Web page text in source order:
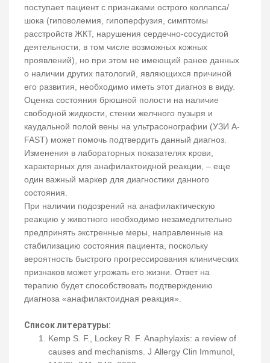
поступает пациент с признаками острого коллапса/
шока (гиповолемия, гипоперфузия, симптомы
расстройств ЖКТ, нарушения сердечно-сосудистой
деятельности, в том числе возможных кожных
проявлений), но при этом не имеющий ранее данных
о наличии других патологий, являющихся причиной
его развития, необходимо иметь этот диагноз в виду.
Оценка состояния брюшной полости на наличие
свободной жидкости, стенки желчного пузыря и
каудальной полой вены на ультрасонографии (УЗИ A-
FAST) может помочь подтвердить данный диагноз.
Изменения в лабораторных показателях крови,
характерных для анафилактоидной реакции, – еще
один важный маркер для диагностики данного
состояния.
При наличии подозрений на анафилактическую
реакцию у животного необходимо незамедлительно
предпринять экстренные меры, направленные на
стабилизацию состояния пациента, поскольку
вероятность быстрого прогрессирования клинических
признаков может угрожать его жизни. Ответ на
терапию будет способствовать подтверждению
диагноза «анафилактоидная реакция».
Список литературы:
Kemp S. F., Lockey R. F. Anaphylaxis: a review of
causes and mechanisms. J Allergy Clin Immunol,